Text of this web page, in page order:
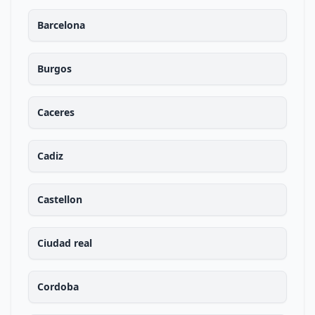
Barcelona
Burgos
Caceres
Cadiz
Castellon
Ciudad real
Cordoba